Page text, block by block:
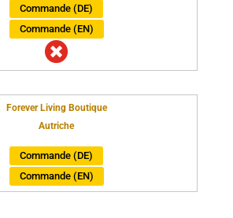
Commande (DE)
Commande (EN)

Forever Living Boutique
Autriche
Commande (DE)
Commande (EN)